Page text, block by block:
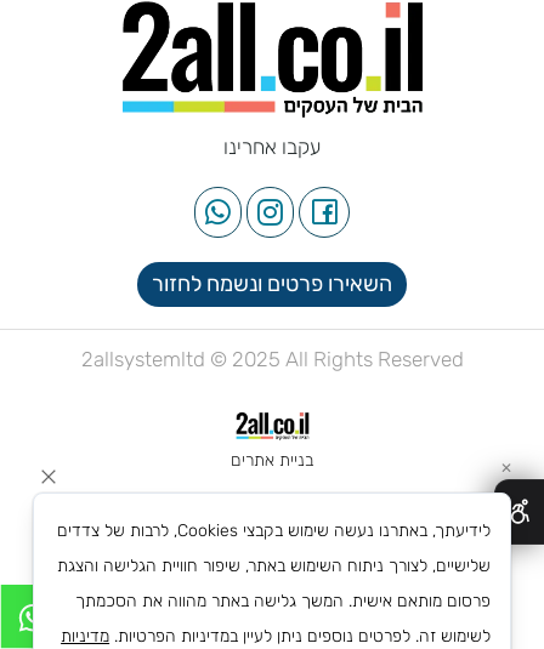
עקבו אחרינו
השאירו פרטים ונשמח לחזור
2allsystemltd © 2025 All Rights Reserved
בניית אתרים ✕
לידיעתך, באתרנו נעשה שימוש בקבצי Cookies, לרבות של צדדים
שלישיים, לצורך ניתוח השימוש באתר, שיפור חוויית הגלישה והצגת
פרסום מותאם אישית. המשך גלישה באתר מהווה את הסכמתך
לשימוש זה. לפרטים נוספים ניתן לעיין במדיניות הפרטיות. מדיניות